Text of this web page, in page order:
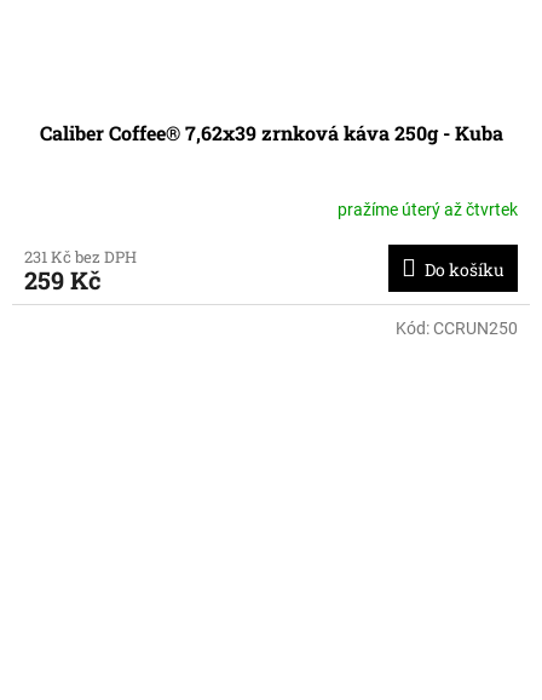
Caliber Coffee® 7,62x39 zrnková káva 250g - Kuba
pražíme úterý až čtvrtek
231 Kč bez DPH
259 Kč Do košíku
Kód:CCRUN250